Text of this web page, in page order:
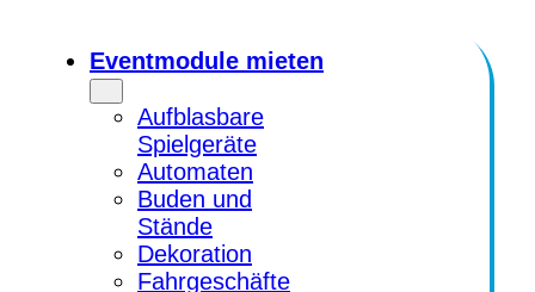
Eventmodule mieten
Aufblasbare
Spielgeräte
Automaten
Buden und
Stände
Dekoration
Fahrgeschäfte